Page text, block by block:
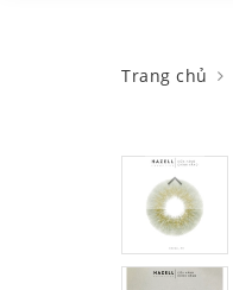
Trang chủ